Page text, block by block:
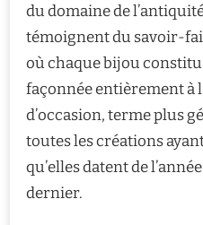
du domaine de
témoignent du savoir-
où chaque bijou
façonnée entièrement à
d’occasion, terme plus
toutes les créations
qu’elles datent de
dernier.